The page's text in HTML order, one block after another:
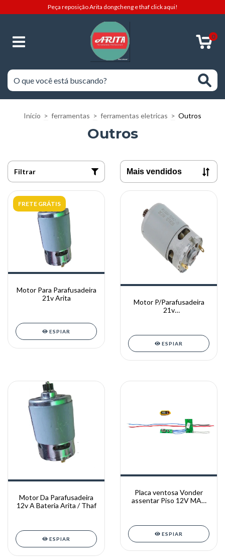
Peça reposição Arita dongcheng e thaf click aqui!
0
Início > ferramentas > ferramentas eletricas > Outros
Outros
Filtrar
FRETE GRÁTIS
Motor Para Parafusadeira
21v Arita
ESPIAR
Motor P/Parafusadeira
21v
ESPIAR
Motor Da Parafusadeira
12v A Bateria Arita / Thaf
ESPIAR
Placa ventosa Vonder
assentar Piso 12V MAP
ESPIAR